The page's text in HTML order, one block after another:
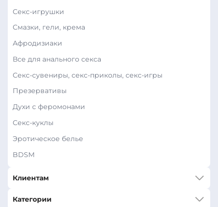
Секс-игрушки
Смазки, гели, крема
Афродизиаки
Все для анального секса
Секс-сувениры, секс-приколы, секс-игры
Презервативы
Духи с феромонами
Секс-куклы
Эротическое белье
BDSM
Клиентам
Категории